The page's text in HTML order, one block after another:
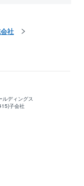
社
ルディングス
子会社